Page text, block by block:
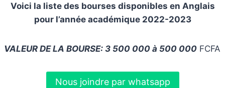
Voici la liste des bourses disponibles en Anglais
pour l’année académique 2022-2023
VALEUR DE LA BOURSE: 3 500 000 à 500 000 FCFA
Nous joindre par whatsapp